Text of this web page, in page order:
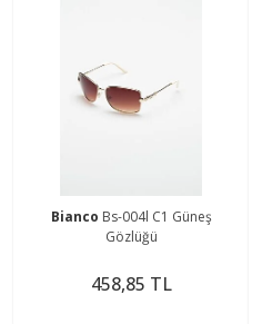
Bianco Bs-004l C1 Güneş
Gözlüğü
458,85 TL